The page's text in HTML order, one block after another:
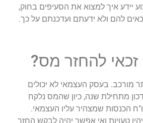
יידע איך למצוא את הסעיפים בחוק,
להם ולא ידעתם ועדכנתם על כך.
להחזר מס?
מורכב. בעסק העצמאי לא יכולים
מתחילת שנה, כיון שהמס נלקח
הכנסות שמצהיר עליו העצמאי.
טעויות ואי אפשר יהיה לבקש החזר